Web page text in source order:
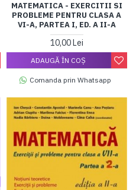
MATEMATICA - EXERCITII SI
PROBLEME PENTRU CLASA A
VI-A, PARTEA I, ED. A II-A
10,00 Lei
ADAUGĂ ÎN COŞ
Comanda prin Whatsapp